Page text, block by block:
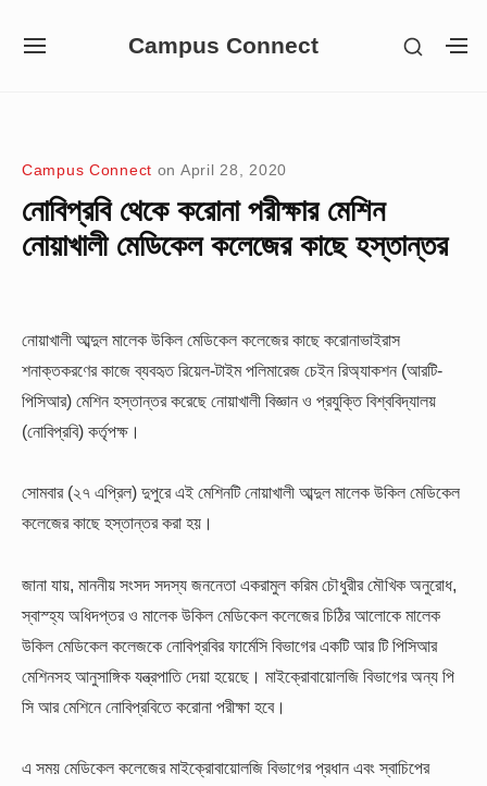
Campus Connect
SITE
SHOW
Campus Connect on April 28, 2020
নোবিপ্রবি থেকে করোনা পরীক্ষার মেশিন
নোয়াখালী মেডিকেল কলেজের কাছে হস্তান্তর
নোয়াখালী আব্দুল মালেক উকিল মেডিকেল কলেজের কাছে করোনাভাইরাস
শনাক্তকরণের কাজে ব্যবহৃত রিয়েল-টাইম পলিমারেজ চেইন রিঅ্যাকশন (আরটি-
পিসিআর) মেশিন হস্তান্তর করেছে নোয়াখালী বিজ্ঞান ও প্রযুক্তি বিশ্ববিদ্যালয়
(নোবিপ্রবি) কর্তৃপক্ষ।
সোমবার (২৭ এপ্রিল) দুপুরে এই মেশিনটি নোয়াখালী আব্দুল মালেক উকিল মেডিকেল
কলেজের কাছে হস্তান্তর করা হয়।
জানা যায়, মাননীয় সংসদ সদস্য জননেতা একরামুল করিম চৌধুরীর মৌখিক অনুরোধ,
স্বাস্হ্য অধিদপ্তর ও মালেক উকিল মেডিকেল কলেজের চিঠির আলোকে মালেক
উকিল মেডিকেল কলেজকে নোবিপ্রবির ফার্মেসি বিভাগের একটি আর টি পিসিআর
মেশিনসহ আনুসাঙ্গিক যন্ত্রপাতি দেয়া হয়েছে। মাইক্রোবায়োলজি বিভাগের অন্য পি
সি আর মেশিনে নোবিপ্রবিতে করোনা পরীক্ষা হবে।
এ সময় মেডিকেল কলেজের মাইক্রোবায়োলজি বিভাগের প্রধান এবং স্বাচিপের